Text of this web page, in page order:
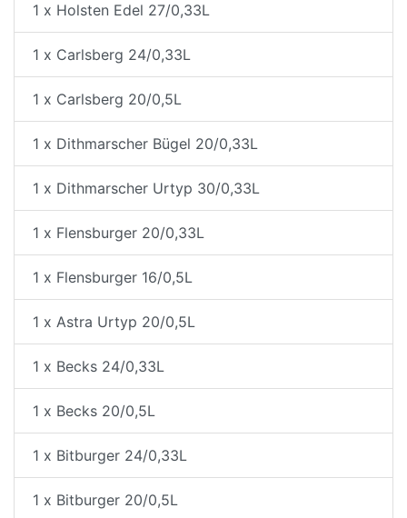
1 x Holsten Edel 27/0,33L
1 x Carlsberg 24/0,33L
1 x Carlsberg 20/0,5L
1 x Dithmarscher Bügel 20/0,33L
1 x Dithmarscher Urtyp 30/0,33L
1 x Flensburger 20/0,33L
1 x Flensburger 16/0,5L
1 x Astra Urtyp 20/0,5L
1 x Becks 24/0,33L
1 x Becks 20/0,5L
1 x Bitburger 24/0,33L
1 x Bitburger 20/0,5L